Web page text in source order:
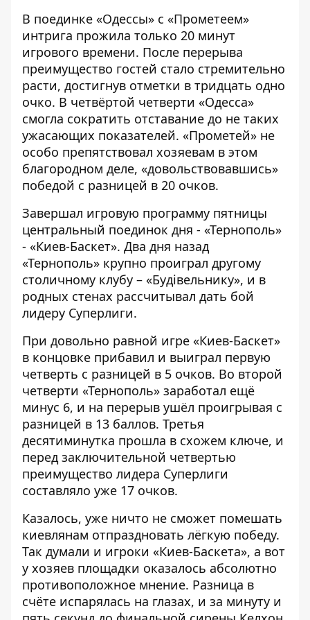
В поединке «Одессы» с «Прометеем»
интрига прожила только 20 минут
игрового времени. После перерыва
преимущество гостей стало стремительно
расти, достигнув отметки в тридцать одно
очко. В четвёртой четверти «Одесса»
смогла сократить отставание до не таких
ужасающих показателей. «Прометей» не
особо препятствовал хозяевам в этом
благородном деле, «довольствовавшись»
победой с разницей в 20 очков.
Завершал игровую программу пятницы
центральный поединок дня - «Тернополь»
- «Киев-Баскет». Два дня назад
«Тернополь» крупно проиграл другому
столичному клубу – «Будівельнику», и в
родных стенах рассчитывал дать бой
лидеру Суперлиги.
При довольно равной игре «Киев-Баскет»
в концовке прибавил и выиграл первую
четверть с разницей в 5 очков. Во второй
четверти «Тернополь» заработал ещё
минус 6, и на перерыв ушёл проигрывая с
разницей в 13 баллов. Третья
десятиминутка прошла в схожем ключе, и
перед заключительной четвертью
преимущество лидера Суперлиги
составляло уже 17 очков.
Казалось, уже ничто не сможет помешать
киевлянам отпраздновать лёгкую победу.
Так думали и игроки «Киев-Баскета», а вот
у хозяев площадки оказалось абсолютно
противоположное мнение. Разница в
счёте испарялась на глазах, и за минуту и